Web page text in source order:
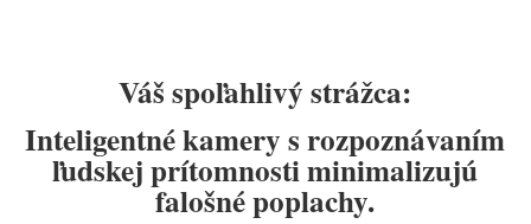
Váš spoľahlivý strážca:
Inteligentné kamery s rozpoznávaním
ľudskej prítomnosti minimalizujú
falošné poplachy.